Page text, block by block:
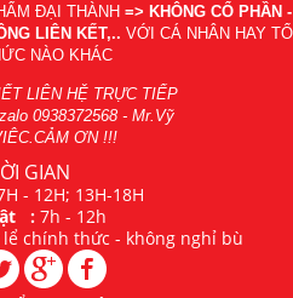
ĐẠI THÀNH => KHÔNG CỔ PHẦN -
LIÊN KẾT,.. VỚI CÁ NHÂN HAY TỔ
NÀO KHÁC
LIÊN HỆ TRỰC TIẾP
0938372568- Mr.Vỹ
ƠN !!!
GIAN
- 12H; 13H-18H
: 7h - 12h
chính thức - không nghỉ bù